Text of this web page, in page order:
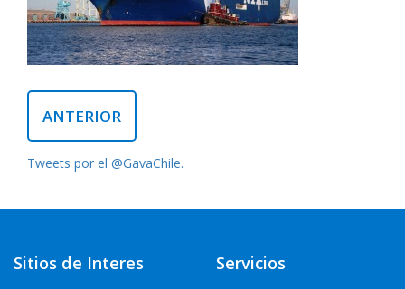
ANTERIOR
Tweets por el @GavaChile.
Sitios de Interes Servicios